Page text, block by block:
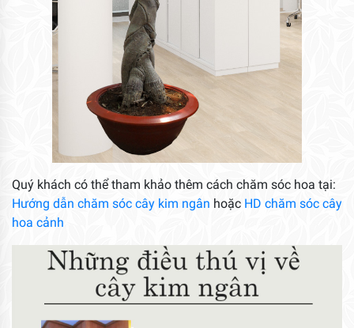
Quý khách có thể tham khảo thêm cách chăm sóc hoa tại:
Hướng dẫn chăm sóc cây kim ngân hoặc HD chăm sóc cây
hoa cảnh